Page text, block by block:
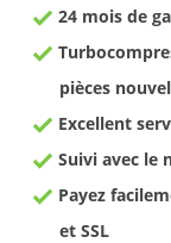
24 mois de
pièces
Excellent
Suivi avec le
Payez
et SSL